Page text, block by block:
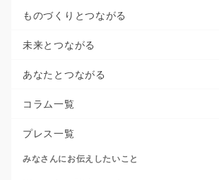
ものづくりとつながる
未来とつながる
あなたとつながる
コラム一覧
プレス一覧
みなさんにお伝えしたいこと